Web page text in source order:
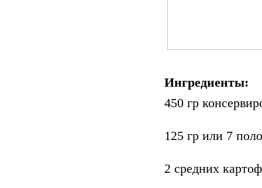
Ингредиенты:
450 гр
125 гр или 7
2 средних